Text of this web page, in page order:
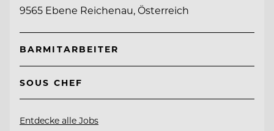
9565 Ebene Reichenau, Österreich
BARMITARBEITER
SOUS CHEF
Entdecke alle Jobs